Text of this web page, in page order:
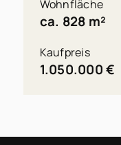
Wohnfläche
ca. 828 m²
Kaufpreis
1.050.000 €